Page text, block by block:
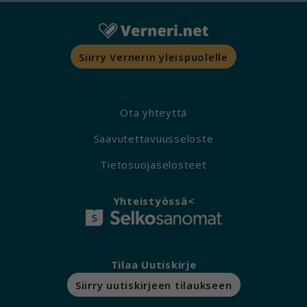
Siirry Vernerin yleispuolelle
Ota yhteyttä
Saavutettavuusseloste
Tietosuojaselosteet
Yhteistyössä<
Tilaa Uutiskirje
Siirry uutiskirjeen tilaukseen